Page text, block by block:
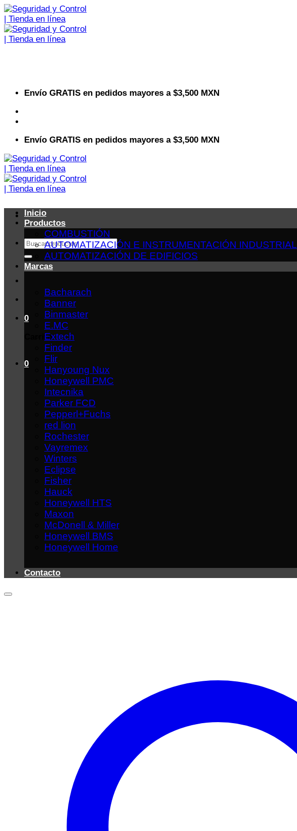
Saltar
al
contenido
Envío GRATIS en pedidos mayores a $3,500 MXN
Envío GRATIS en pedidos mayores a $3,500 MXN
Buscar
0
Carrito
0
Inicio
Productos
COMBUSTIÓN
AUTOMATIZACIÓN E INSTRUMENTACIÓN INDUSTRIAL
AUTOMATIZACIÓN DE EDIFICIOS
Marcas
Bacharach
Banner
Binmaster
E.MC
Extech
Finder
Flir
Hanyoung Nux
Honeywell PMC
Intecnika
Parker FCD
Pepperl+Fuchs
red lion
Rochester
Vayremex
Winters
Eclipse
Fisher
Hauck
Honeywell HTS
Maxon
McDonell & Miller
Honeywell BMS
Honeywell Home
Contacto